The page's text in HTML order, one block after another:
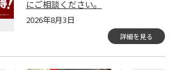
にご相談ください。
2026年8月3日
詳細を見る